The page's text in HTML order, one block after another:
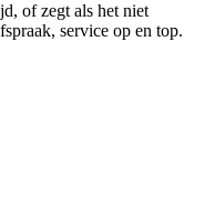
of zegt als het niet
service op en top.